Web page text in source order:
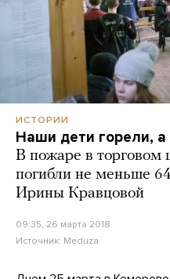
ИСТОРИИ
Наши дети горели,
В пожаре в торговом
погибли не меньше
Ирины Кравцовой
09:35, 26 марта 2018
Источник: Meduza